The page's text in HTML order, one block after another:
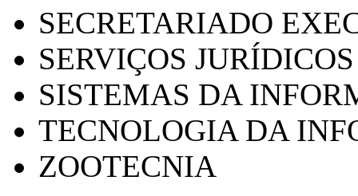
SECRETARIADO
SERVIÇOS
SISTEMAS DA
TECNOLOGIA DA
ZOOTECNIA